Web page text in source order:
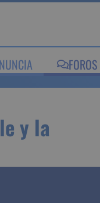
FOROS
y